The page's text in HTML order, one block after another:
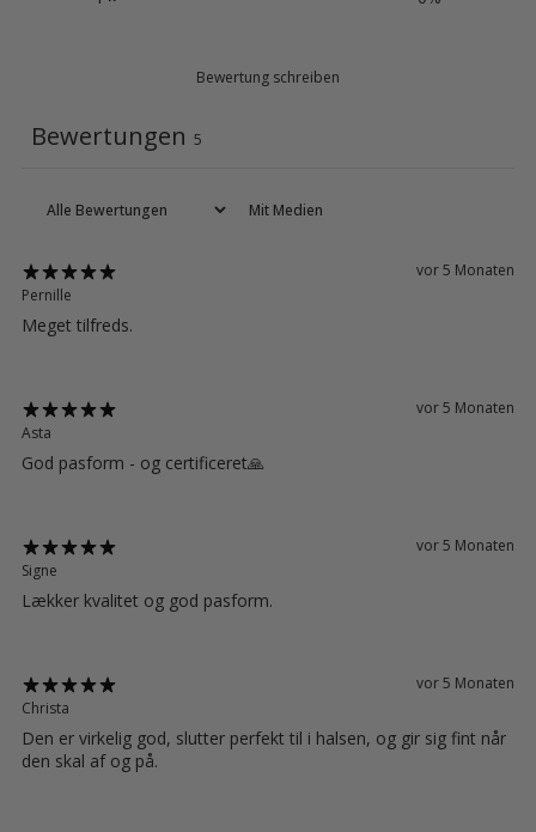
Bewertung schreiben
Bewertungen 5
Mit Medien
vor 5 Monaten
Pernille
Meget tilfreds.
vor 5 Monaten
Asta
God pasform - og certificeret🙏
vor 5 Monaten
Signe
Lækker kvalitet og god pasform.
vor 5 Monaten
Christa
Den er virkelig god, slutter perfekt til i halsen, og gir sig fint når
den skal af og på.